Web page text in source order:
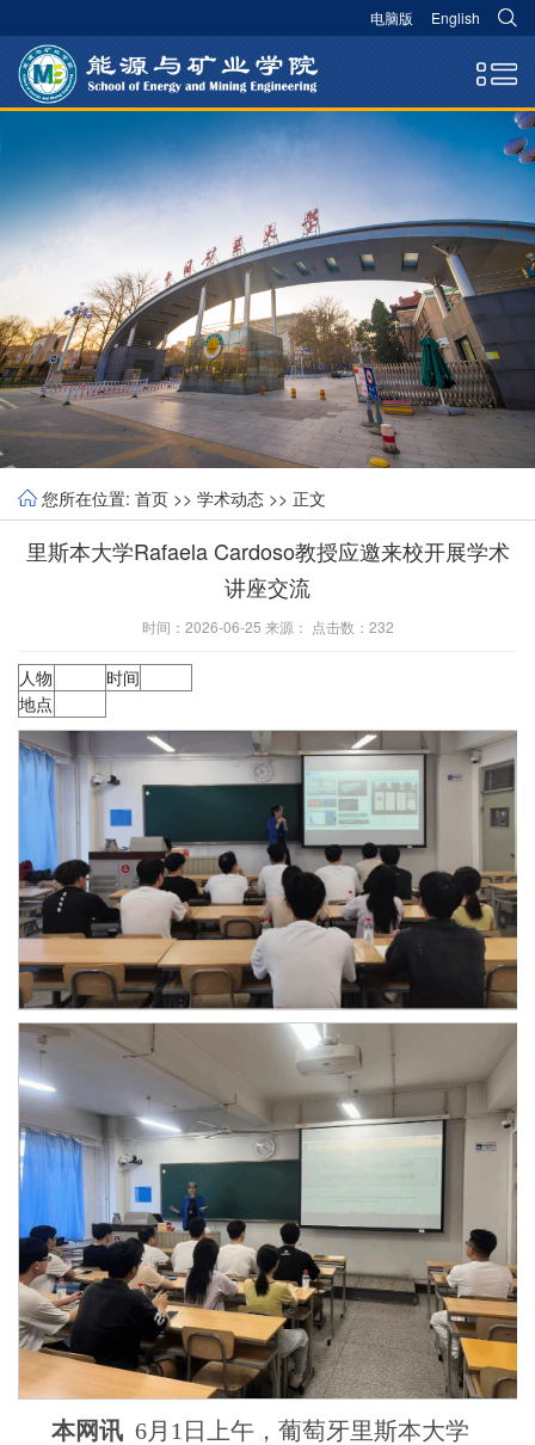
电脑版 English
您所在位置: 首页 >> 学术动态 >> 正文
里斯本大学Rafaela Cardoso教授应邀来校开展学术
讲座交流
时间：2026-06-25 来源： 点击数： 232
人物
时间
地点
本网讯 6月1日上午，葡萄牙里斯本大学